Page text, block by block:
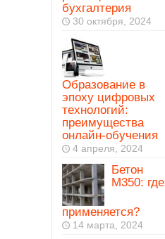
бухгалтерия
30 октября, 2024
Образование в
эпоху цифровых
технологий:
преимущества
онлайн-обучения
4 апреля, 2024
Бетон
М350: где
применяется?
14 марта, 2024